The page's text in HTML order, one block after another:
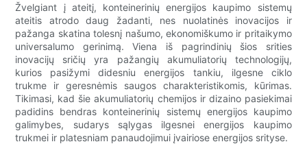
Žvelgiant į ateitį, konteinerinių energijos kaupimo sistemų
ateitis atrodo daug žadanti, nes nuolatinės inovacijos ir
pažanga skatina tolesnį našumo, ekonomiškumo ir pritaikymo
universalumo gerinimą. Viena iš pagrindinių šios srities
inovacijų sričių yra pažangių akumuliatorių technologijų,
kurios pasižymi didesniu energijos tankiu, ilgesne ciklo
trukme ir geresnėmis saugos charakteristikomis, kūrimas.
Tikimasi, kad šie akumuliatorių chemijos ir dizaino pasiekimai
padidins bendras konteinerinių sistemų energijos kaupimo
galimybes, sudarys sąlygas ilgesnei energijos kaupimo
trukmei ir platesniam panaudojimui įvairiose energijos srityse.